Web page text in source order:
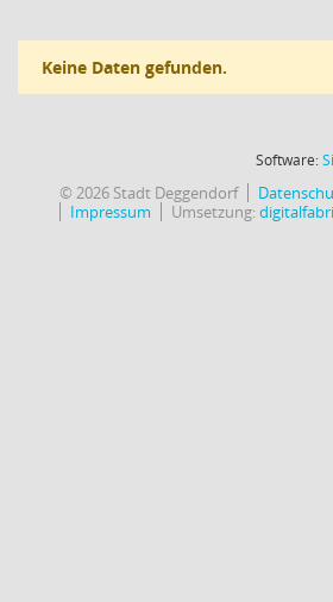
Keine Daten gefunden.
Software:
© 2026 Stadt Deggendorf
Impressum
Umsetzung: